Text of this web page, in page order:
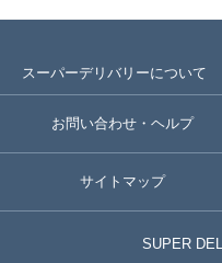
スーパーデリバリーについて
お問い合わせ・ヘルプ
サイトマップ
SUPER